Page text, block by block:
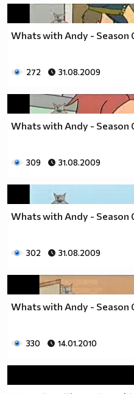
Whats with Andy - Season
272 31.08.2009
Whats with Andy - Season
309 31.08.2009
Whats with Andy - Season
302 31.08.2009
Whats with Andy - Season
330 14.01.2010